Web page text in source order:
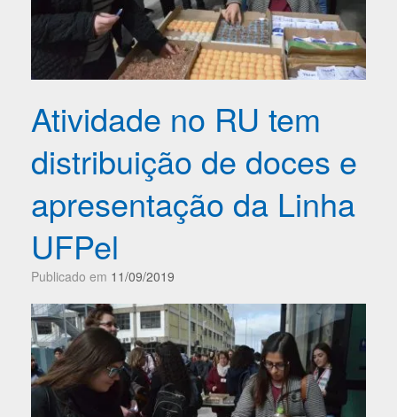
Atividade no RU tem
distribuição de doces e
apresentação da Linha
UFPel
Publicado em 11/09/2019